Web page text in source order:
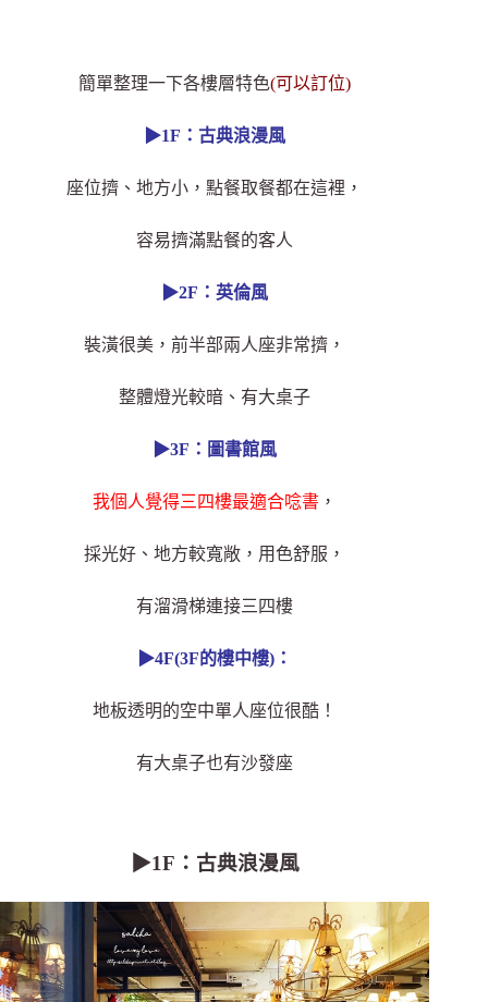
簡單整理一下各樓層特色(可以訂位)
▶1F：古典浪漫風
座位擠、地方小，點餐取餐都在這裡，
容易擠滿點餐的客人
▶2F：英倫風
裝潢很美，前半部兩人座非常擠，
整體燈光較暗、有大桌子
▶3F：圖書館風
我個人覺得三四樓最適合唸書 ，
採光好 、地方較寬敞，用色舒服，
有溜滑梯連接三四樓
▶4F(3F的樓中樓)：
地板透明的空中單人座位很酷！
有大桌子也有沙發座
▶1F：古典浪漫風